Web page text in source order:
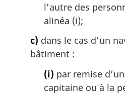
l’autre des
alinéa (i);
c) dans le cas d’un
bâtiment :
(i) par remise
capitaine ou à la